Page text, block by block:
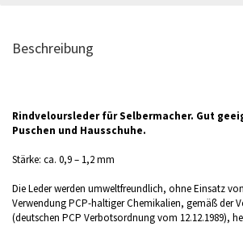
Beschreibung
Rindveloursleder für Selbermacher. Gut
Puschen und Hausschuhe.
Stärke: ca. 0,9 – 1,2 mm
Die Leder werden umweltfreundlich, ohne Einsatz
Verwendung PCP-haltiger Chemikalien, gemäß der
(deutschen PCP Verbotsordnung vom 12.12.1989),